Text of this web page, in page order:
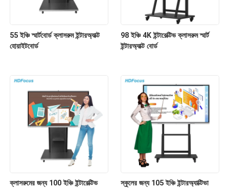
55 ইঞ্চি স্মার্টবোর্ড ক্লাসরুম ইন্টারঅ্যাক্ট
হোয়াইটবোর্ড
98 ইঞ্চি 4K ইন্টারেক্টিভ ক্লাসরুম স্মার্ট
ইন্টারঅ্যাক্ট বোর্ড
ক্লাসরুমের জন্য 100 ইঞ্চি ইন্টারেক্টিভ
স্কুলের জন্য 105 ইঞ্চি ইন্টারঅ্যাক্টিভা